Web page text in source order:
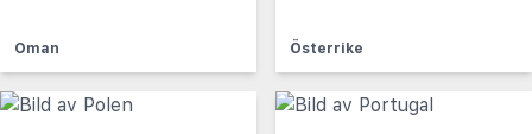
Oman Österrike